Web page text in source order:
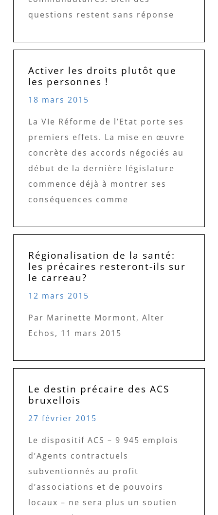
questions restent sans réponse
Activer les droits plutôt que
les personnes !
18 mars 2015
La VIe Réforme de l’Etat porte ses
premiers effets. La mise en œuvre
concrète des accords négociés au
début de la dernière législature
commence déjà à montrer ses
conséquences comme
Régionalisation de la santé:
les précaires resteront-ils sur
le carreau?
12 mars 2015
Par Marinette Mormont, Alter
Echos, 11 mars 2015
Le destin précaire des ACS
bruxellois
27 février 2015
Le dispositif ACS – 9 945 emplois
d’Agents contractuels
subventionnés au profit
d’associations et de pouvoirs
locaux – ne sera plus un soutien